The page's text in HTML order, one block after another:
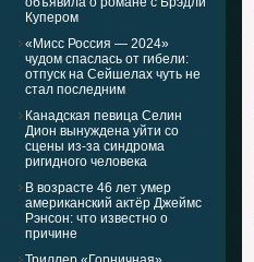
Купером
«Мисс Россия — 2024»
чудом спаслась от гибели:
отпуск на Сейшелах чуть не
стал последним
Канадская певица Селин
Дион вынуждена уйти со
сцены из-за синдрома
ригидного человека
В возрасте 46 лет умер
американский актёр Джеймс
Рэнсон: что известно о
причине